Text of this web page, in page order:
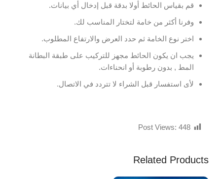
قم بقياس الحائط أولا بدقة قبل إدخال أي بيانات.
وفرنا أكثر من خامة لتختار المناسب لك.
اختر نوع الخامة ثم حدد العرض والارتفاع المطلوب.
يجب ان يكون الحائط مجهز للتركيب على طبقة البطانة
المط , بدون رطوبة أو انحناءات.
لأى استفسار قبل الشراء لا تتردد في الاتصال.
Post Views: 448
Related Products